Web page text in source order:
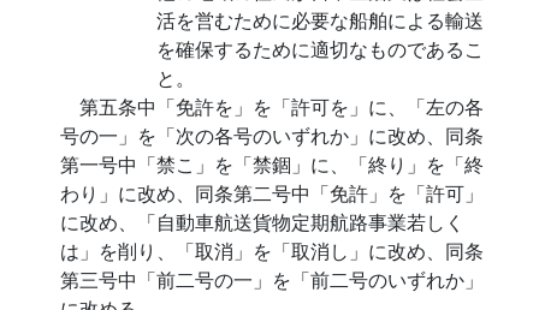
活を営むために必要な船舶による輸送
を確保するために適切なものであるこ
と。
第五条中「免許を」を「許可を」に、「左の各
号の一」を「次の各号のいずれか」に改め、同条
第一号中「禁こ」を「禁錮」に、「終り」を「終
わり」に改め、同条第二号中「免許」を「許可」
に改め、「自動車航送貨物定期航路事業若しく
は」を削り、「取消」を「取消し」に改め、同条
第三号中「前二号の一」を「前二号のいずれか」